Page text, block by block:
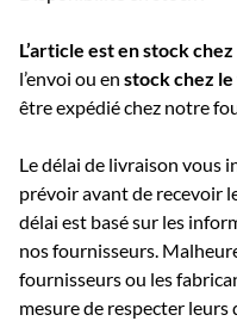
L’article est en stock
l’envoi ou en stock chez
être expédié chez notre
Le délai de livraison vous
prévoir avant de recevoir
délai est basé sur les
nos fournisseurs.
fournisseurs ou les
mesure de respecter